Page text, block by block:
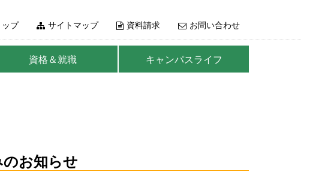
ップ サイトマップ 資料請求 お問い合わせ
資格＆就職 キャンパスライフ
のお知らせ